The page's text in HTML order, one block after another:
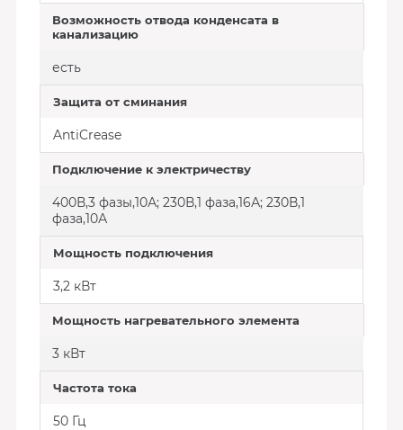
Возможность отвода конденсата в
канализацию
есть
Защита от сминания
AntiCrease
Подключение к электричеству
400В,3 фазы,10А; 230В,1 фаза,16А; 230В,1
фаза,10А
Мощность подключения
3,2 кВт
Мощность нагревательного элемента
3 кВт
Частота тока
50 Гц